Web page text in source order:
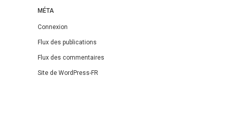
MÉTA
Connexion
Flux des publications
Flux des commentaires
Site de WordPress-FR